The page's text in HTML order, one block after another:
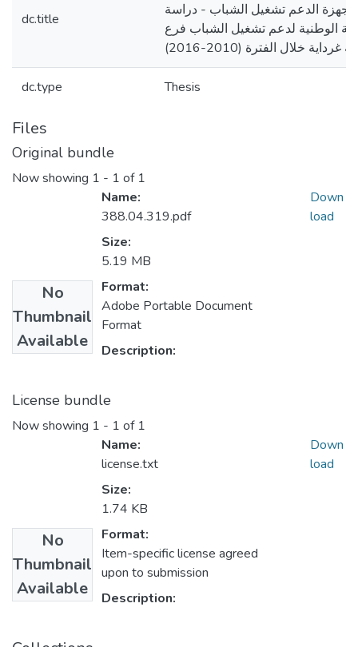
dc.title
أجهزة الدعم تشغيل الشباب - دراسة
الوطنية لدعم تشغيل الشباب فرع
غرداية خلال الفترة (2010-2016)
dc.type Thesis
Files
Original bundle
Now showing 1 - 1 of 1
No
Thumbnail
Available
Name:
388.04.319.pdf
Size:
5.19 MB
Format:
Adobe Portable Document
Format
Description:
Down
load
License bundle
Now showing 1 - 1 of 1
No
Thumbnail
Available
Name:
license.txt
Size:
1.74 KB
Format:
Item-specific license agreed
upon to submission
Description:
Down
load